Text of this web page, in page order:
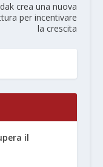
crea una nuova
per incentivare
la crescita
il